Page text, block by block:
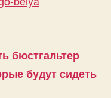
бюстгальтер
будут сидеть